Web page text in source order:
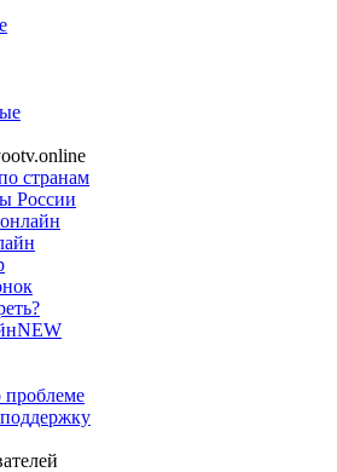
странам
России
NEW